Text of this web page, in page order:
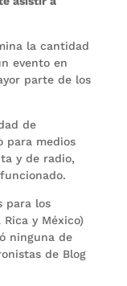
la cantidad
evento en
parte de los
de
para medios
y de radio,
para los
y México)
ninguna de
de Blog